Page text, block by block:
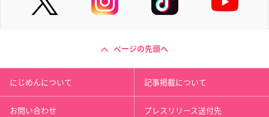
ページの先頭へ
にじめんについて 記事掲載について
お問い合わせ プレスリリース送付先